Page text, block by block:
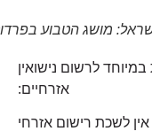
מושג הטבוע בפרדוקס
לרשום נישואין
אזרחיים:
לשכת רישום אזרחי